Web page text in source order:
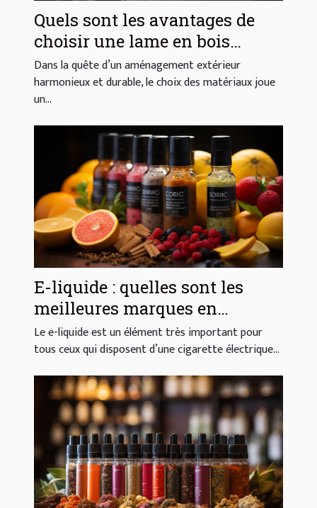
Quels sont les avantages de
choisir une lame en bois
composite pour votre extérieur
?
Dans la quête d’un aménagement extérieur
harmonieux et durable, le choix des matériaux joue
un...
E-liquide : quelles sont les
meilleures marques en
France ?
Le e-liquide est un élément très important pour
tous ceux qui disposent d’une cigarette électrique...